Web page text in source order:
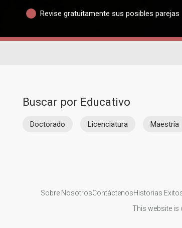
Revise gratuitamente sus posibles parejas
Buscar por Educativo
Doctorado Licenciatura Maestría
Sobre NosotrosContáctenosHistorias
This website is